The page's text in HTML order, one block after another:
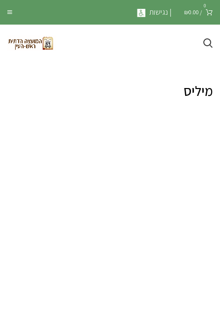
0
/
₪0.00 | נגישות
מיליס